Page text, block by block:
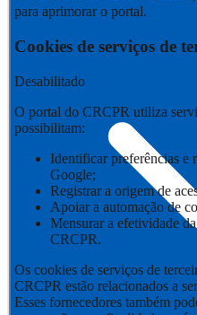
para aprimorar o portal.
Cookies de serviços de
Desabilitado
O portal do CRCPR utiliza
possibilitam:
Identificar preferências e
Google;
Registrar a origem de
Apoiar a automação de
Mensurar a efetividade
CRCPR.
Os cookies de serviços de
CRCPR estão relacionados a
Esses fornecedores também